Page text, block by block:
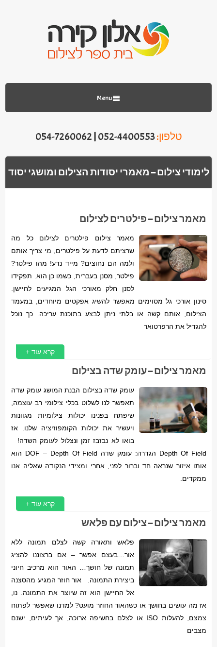
Menu
טלפון:052-4400553
054-7260062
לימודי צילום – מאמרי יסודות הצילום ומושגי יסוד
מאמר צילום – פילטרים לצילום
מאמר צילום פילטרים לצילום כל מה
שרציתם לדעת על פילטרים, מי צריך אותם
ולמה הם נחוצים? מייד נדע! מהו פילטר?
פילטר, מסנן בעברית, כשמו כן הוא. תפקידו
לסנן חלק מאורכי הגל המגיעים לחיישן.
סינון אורכי גל מסוימים מאפשר להשיג אפקטים מיוחדים, במעמד
הצילום, אותם קשה או בלתי ניתן לבצע בתוכנת עריכה. כך נוכל
להגדיל את הרפרטואר
קרא עוד +
מאמר צילום – עומק שדה בצילום
עומק שדה בצילום הבנת המושג עומק שדה
תאפשר לנו לשלוט בכלי צילומי רב עוצמה,
שיפתח בפנינו יכולות צילומיות מגוונות
ויעשיר את יכולות הקומפוזיציה שלנו. אז
בואו לא נבזבז זמן ונצלול לעומק השדה!
Depth Of Field הגדרה: עומק שדה DOF – Depth Of Field הוא
אותו איזור שנראה חד וברור לפני, אחרי ומצידי הנקודה שאליה אנו
ממקדים.
קרא עוד +
מאמר צילום – צילום עם פלאש
פלאש ותאורה קשה לצלם תמונה ללא
אור…בעצם אפשר – אם ברצוננו להציג
תמונה של חושך… האור הוא מרכיב חיוני
ביצירת התמונה. אור חוזר המגיע מהסצנה
אל החיישן הוא זה שיוצר את התמונה. נו,
אז מה עושים בחושך או כשהאור החוזר מועט? למדנו שאפשר לפתוח
צמצם, להעלות ISO או לצלם בחשיפה ארוכה, אך לעיתים, ישנם
מצבים